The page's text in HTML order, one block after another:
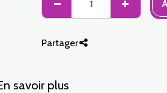
Partager
savoir plus